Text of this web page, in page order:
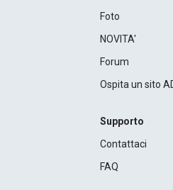
Foto
NOVITA'
Forum
Ospita un sito
Supporto
Contattaci
FAQ